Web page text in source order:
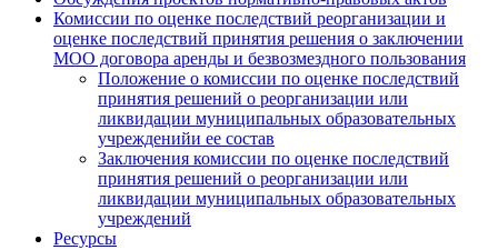
Комиссии по оценке последствий реорганизации и
оценке последствий принятия решения о заключении
МОО договора аренды и безвозмездного пользования
Положение о комиссии по оценке последствий
принятия решений о реорганизации или
ликвидации муниципальных образовательных
учрежденийи ее состав
Заключения комиссии по оценке последствий
принятия решений о реорганизации или
ликвидации муниципальных образовательных
учреждений
Ресурсы